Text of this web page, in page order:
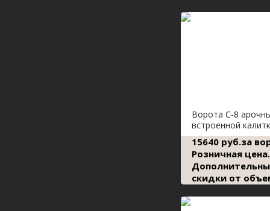
Ворота С-8
встроенной
15640 руб.за
Розничная цена.
скидки от